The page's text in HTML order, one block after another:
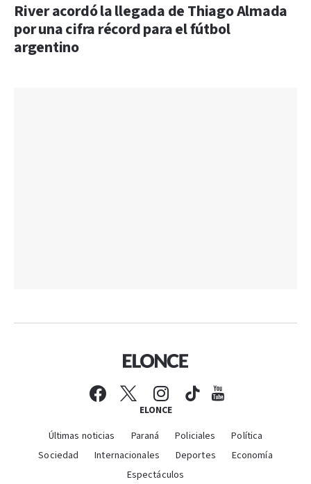
River acordó la llegada de Thiago Almada
por una cifra récord para el fútbol
argentino
ELONCE
Últimas noticias Paraná Policiales
Política
Sociedad
Internacionales Deportes
Economía
Espectáculos